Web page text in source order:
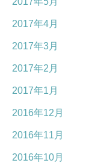
2017年4月
2017年3月
2017年2月
2017年1月
2016年12月
2016年11月
2016年10月